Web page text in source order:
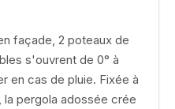
façade, 2 poteaux de
s'ouvrent de 0° à
en cas de pluie. Fixée à
pergola adossée crée